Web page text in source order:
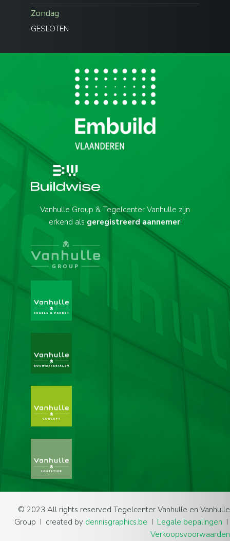
Zondag
GESLOTEN
Vanhulle Group & Tegelcenter Vanhulle zijn
erkend als geregistreerd aannemer!
© 2023 All rights reserved Tegelcenter Vanhulle en Vanhulle
Group I created by dennisgraphics.be I Legale bepalingen I
Verkoopsvoorwaarden